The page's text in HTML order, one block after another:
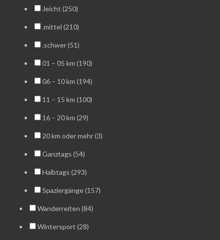
.leicht (250)
.mittel (210)
.schwer (51)
01 – 05 km (190)
06 – 10 km (194)
11 – 15 km (100)
16 – 20 km (29)
20 km oder mehr (3)
Ganztags (54)
Halbtags (293)
Spaziergänge (157)
Wanderreiten (84)
Wintersport (28)